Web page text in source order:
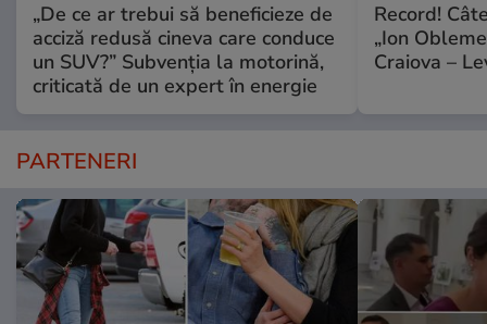
„De ce ar trebui să beneficieze de
acciză redusă cineva care conduce
un SUV?” Subvenția la motorină,
criticată de un expert în energie
Record!
„Ion
Craiova –
PARTENERI